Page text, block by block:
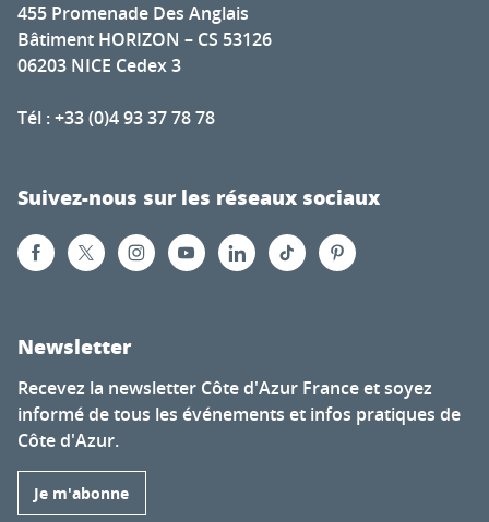
455 Promenade Des Anglais
Bâtiment HORIZON – CS 53126
06203 NICE Cedex 3
Tél : +33 (0)4 93 37 78 78
Suivez-nous sur les réseaux sociaux
Newsletter
Recevez la newsletter Côte d'Azur France et soyez
informé de tous les événements et infos pratiques de
Côte d'Azur.
Je m'abonne